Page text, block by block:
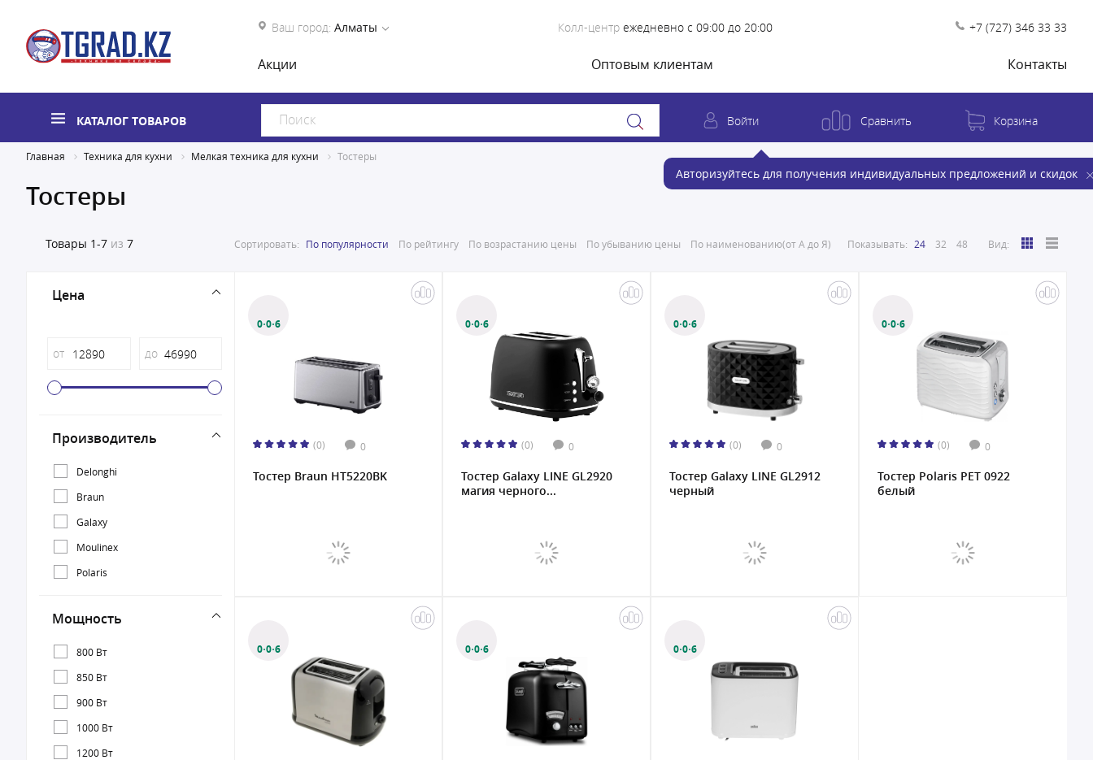
Ваш город: Алматы Колл-центр ежедневно с 09:00 до 20:00 +7 (727) 346 33 33
Акции Оптовым клиентам Контакты
КАТАЛОГ ТОВАРОВ Войти
Авторизуйтесь для получения индивидуальных предложений и скидок
Сравнить Корзина
Главная Техника для кухни Мелкая техника для кухни Тостеры
Тостеры
Товары 1-7 из 7 Сортировать: По популярности По рейтингу По возрастанию цены По убыванию цены По наименованию(от А до Я) Показывать: 24 32 48 Вид:
Цена
от до
Производитель
Delonghi
Braun
Galaxy
Moulinex
Polaris
Мощность
800 Вт
850 Вт
900 Вт
1000 Вт
1200 Вт
0·0·6
(0) 0
Тостер Braun HT5220BK
0·0·6
(0) 0
Тостер Galaxy LINE GL2920
магия черного...
0·0·6
(0) 0
Тостер Galaxy LINE GL2912
черный
0·0·6
(0) 0
Тостер Polaris PET 0922
белый
0·0·6 0·0·6 0·0·6